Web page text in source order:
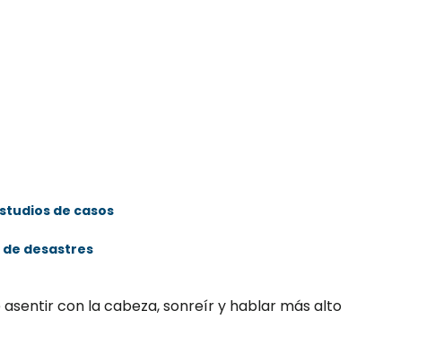
de casos
desastres
con la cabeza, sonreír y hablar más alto